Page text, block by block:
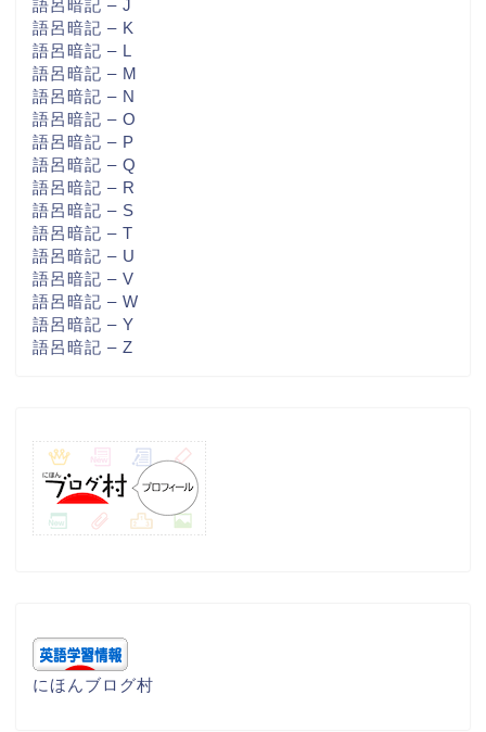
語呂暗記 – J
語呂暗記 – K
語呂暗記 – L
語呂暗記 – M
語呂暗記 – N
語呂暗記 – O
語呂暗記 – P
語呂暗記 – Q
語呂暗記 – R
語呂暗記 – S
語呂暗記 – T
語呂暗記 – U
語呂暗記 – V
語呂暗記 – W
語呂暗記 – Y
語呂暗記 – Z
にほんブログ村